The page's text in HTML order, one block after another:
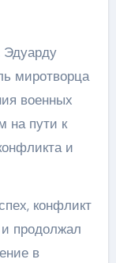
Эдуарду
миротворца
военных
на пути к
и
конфликт
продолжал
в